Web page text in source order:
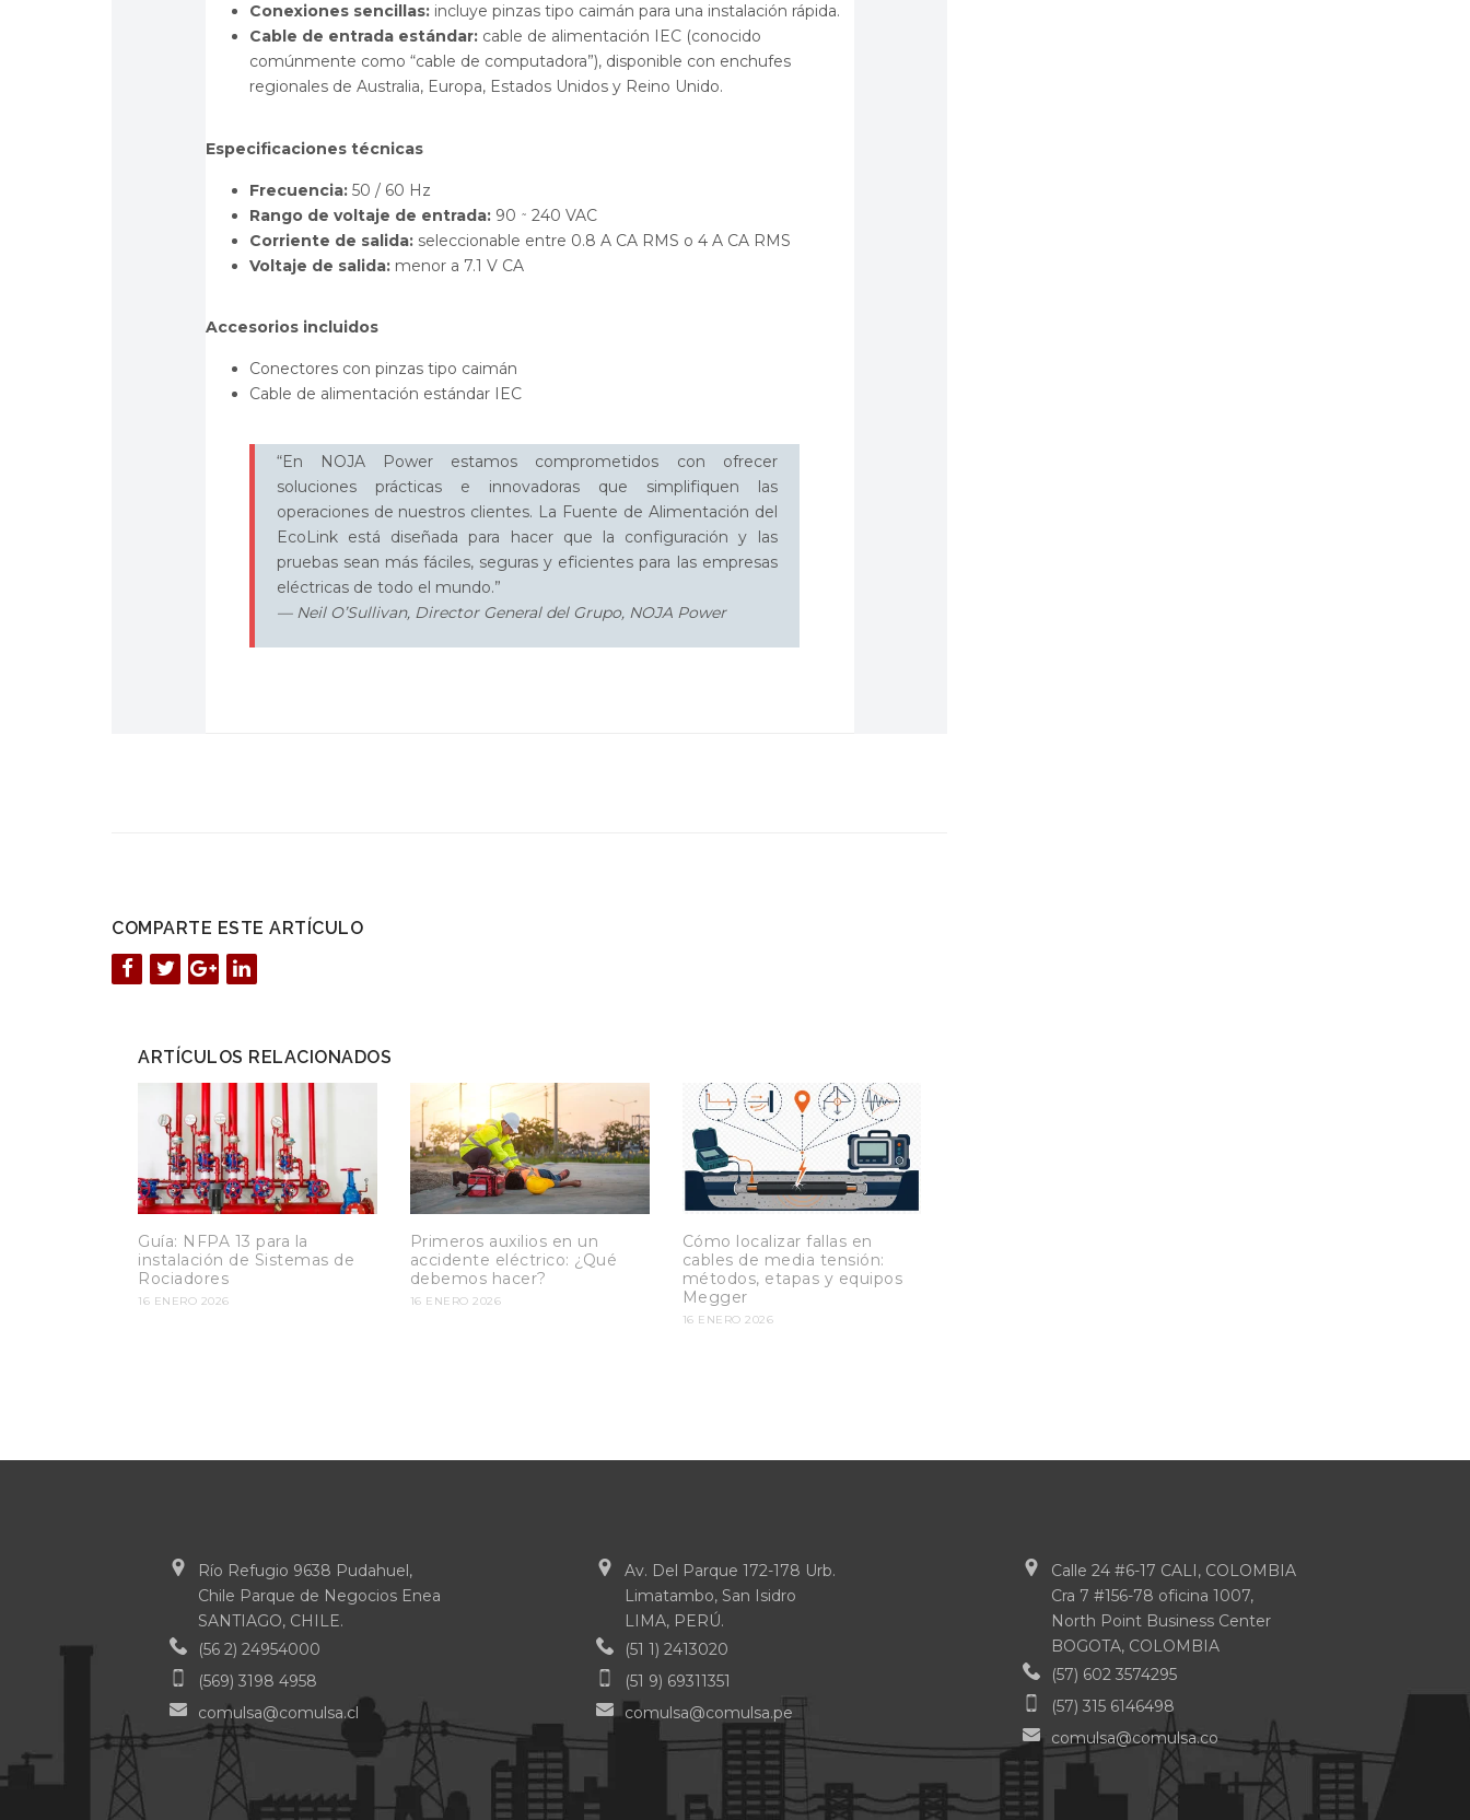
Conexiones sencillas:incluye pinzas tipo caimán para una instalación rápida.
Cable de entrada estándar:cable de alimentación IEC (conocido
comúnmente como “cable de computadora”), disponible con enchufes
regionales de Australia, Europa, Estados Unidos y Reino Unido.
Especificaciones técnicas
Frecuencia: 50 / 60 Hz
Rango de voltaje de entrada: 90 ˜ 240 VAC
Corriente de salida: seleccionable entre 0.8 A CA RMS o 4 A CA RMS
Voltaje de salida: menor a 7.1 V CA
Accesorios incluidos
Conectores con pinzas tipo caimán
Cable de alimentación estándar IEC
“En NOJA Power estamos comprometidos con ofrecer
soluciones prácticas e innovadoras que simplifiquen las
operaciones de nuestros clientes. La Fuente de Alimentación del
EcoLink está diseñada para hacer que la configuración y las
pruebas sean más fáciles, seguras y eficientes para las empresas
eléctricas de todo el mundo.”
— Neil O’Sullivan, Director General del Grupo, NOJA Power
COMPARTE ESTE ARTÍCULO
ARTÍCULOS RELACIONADOS
Guía: NFPA 13 para la
instalación de Sistemas de
Rociadores
16 ENERO 2026
Primeros auxilios en un
accidente eléctrico: ¿Qué
debemos hacer?
16 ENERO 2026
Cómo localizar fallas en
cables de media tensión:
métodos, etapas y equipos
Megger
16 ENERO 2026
Río Refugio 9638 Pudahuel,
Chile Parque de Negocios Enea
SANTIAGO, CHILE.
(56 2) 24954000
(569) 3198 4958
comulsa@comulsa.cl
Av. Del Parque 172-178 Urb.
Limatambo, San Isidro
LIMA, PERÚ.
(51 1) 2413020
(51 9) 69311351
comulsa@comulsa.pe
Calle 24 #6-17 CALI, COLOMBIA
Cra 7 #156-78 oficina 1007,
North Point Business Center
BOGOTA, COLOMBIA
(57) 602 3574295
(57) 315 6146498
comulsa@comulsa.co